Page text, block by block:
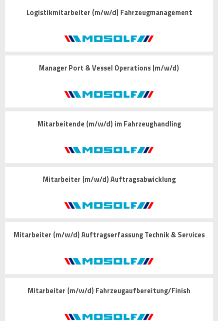
Logistikmitarbeiter (m/w/d) Fahrzeugmanagement
Manager Port & Vessel Operations (m/w/d)
Mitarbeitende (m/w/d) im Fahrzeughandling
Mitarbeiter (m/w/d) Auftragsabwicklung
Mitarbeiter (m/w/d) Auftragserfassung Technik & Services
Mitarbeiter (m/w/d) Fahrzeugaufbereitung/Finish